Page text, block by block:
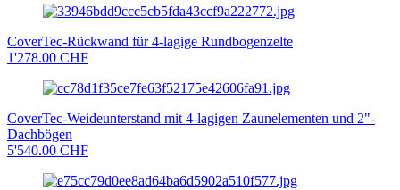
CoverTec-Rückwand für 4-lagige Rundbogenzelte
1'278.00 CHF
CoverTec-Weideunterstand mit 4-lagigen Zaunelementen und 2"-
Dachbögen
5'540.00 CHF